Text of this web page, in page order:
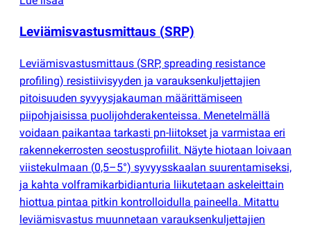
Leviämisvastusmittaus (SRP)
Leviämisvastusmittaus (SRP, spreading resistance
profiling) resistiivisyyden ja varauksenkuljettajien
pitoisuuden syvyysjakauman määrittämiseen
piipohjaisissa puolijohderakenteissa. Menetelmällä
voidaan paikantaa tarkasti pn-liitokset ja varmistaa eri
rakennekerrosten seostusprofiilit. Näyte hiotaan loivaan
viistekulmaan (0,5–5°) syvyysskaalan suurentamiseksi,
ja kahta volframikarbidianturia liikutetaan askeleittain
hiottua pintaa pitkin kontrolloidulla paineella. Mitattu
leviämisvastus muunnetaan varauksenkuljettajien